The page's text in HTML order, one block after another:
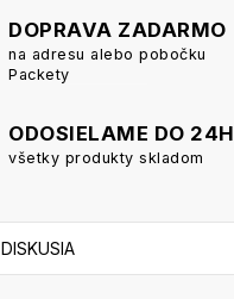
DOPRAVA ZADARMO
na adresu alebo pobočku
Packety
ODOSIELAME DO 24H
všetky produkty skladom
DISKUSIA